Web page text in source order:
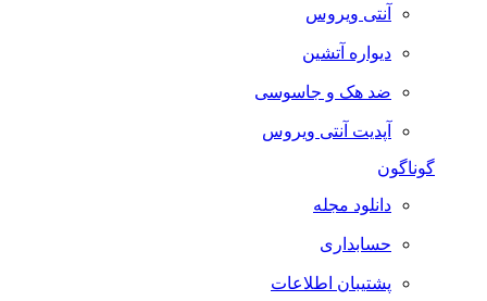
آنتی ویروس
دیواره آتشین
ضد هک و جاسوسی
آپدیت آنتی ویروس
گوناگون
دانلود مجله
حسابداری
پشتیبان اطلاعات